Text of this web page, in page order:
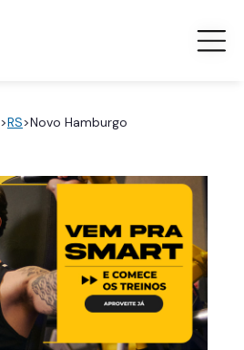
>RS>Novo Hamburgo